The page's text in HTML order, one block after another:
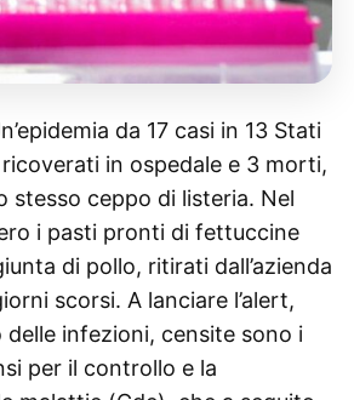
da 17 casi in 13 Stati
ricoverati in ospedale e 3 morti,
stesso ceppo di listeria. Nel
i pasti pronti di fettuccine
di pollo, ritirati dall’azienda
scorsi. A lanciare l’alert,
delle infezioni, censite sono i
per il controllo e la